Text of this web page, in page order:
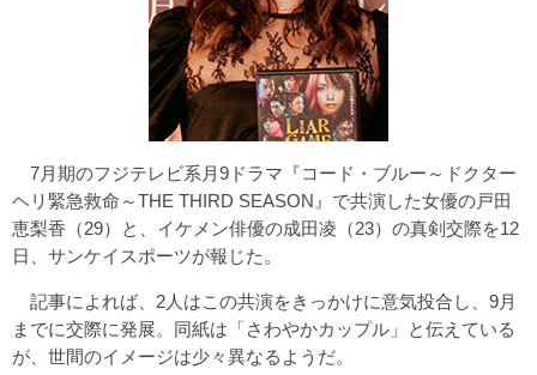
7月期のフジテレビ系月9ドラマ『コード・ブルー～ドクター
ヘリ緊急救命～THE THIRD SEASON』で共演した女優の戸田
恵梨香（29）と、イケメン俳優の成田凌（23）の真剣交際を12
日、サンケイスポーツが報じた。
記事によれば、2人はこの共演をきっかけに意気投合し、9月
までに交際に発展。同紙は「さわやかカップル」と伝えている
が、世間のイメージは少々異なるようだ。